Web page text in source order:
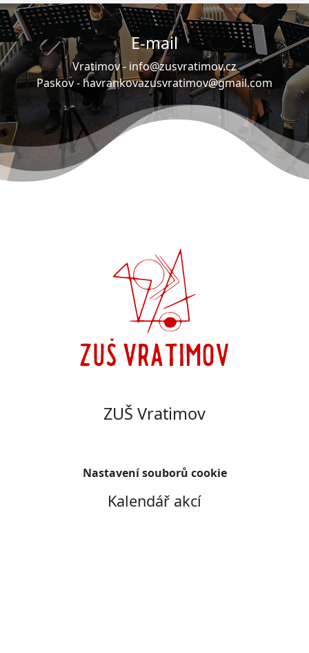
E-mail
Vratimov - info@zusvratimov.cz
Paskov -havrankovazusvratimov@gmail.com
ZUŠ Vratimov
Nastavení souborů cookie
Kalendář akcí